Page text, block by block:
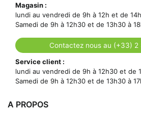
Magasin :
lundi au vendredi de 9h à 12h et de
Samedi de 9h à 12h30 et de 13h30 à
Contactez nous au (+33) 2
Service client :
lundi au vendredi de 9h à 12h30 et de
Samedi de 9h à 12h30 et de 13h30 à
A PROPOS